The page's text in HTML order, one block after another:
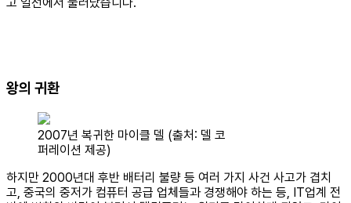
왕의 귀환
2007년 복귀한 마이클 델 (출처: 델 코
퍼레이션 제공)
하지만 2000년대 후반 배터리 불량 등 여러 가지 사건 사고가 겹치
고, 중국의 중저가 컴퓨터 공급 업체들과 경쟁해야 하는 등, IT업계 전